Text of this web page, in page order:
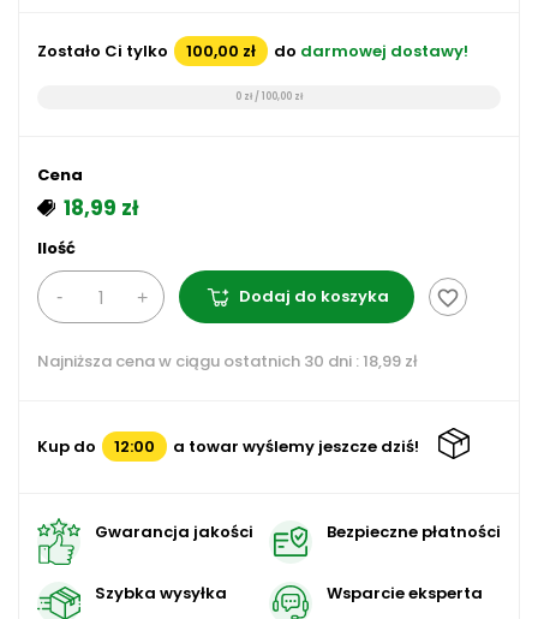
Zostało Ci tylko 100,00 zł do darmowej dostawy!
0 zł / 100,00 zł
Cena
18,99 zł
Ilość
Dodaj do koszyka favorite_border
Najniższa cena w ciągu ostatnich 30 dni : 18,99 zł
Kup do 12:00 a towar wyślemy jeszcze dziś!
Gwarancja jakości Bezpieczne płatności
Szybka wysyłka Wsparcie eksperta